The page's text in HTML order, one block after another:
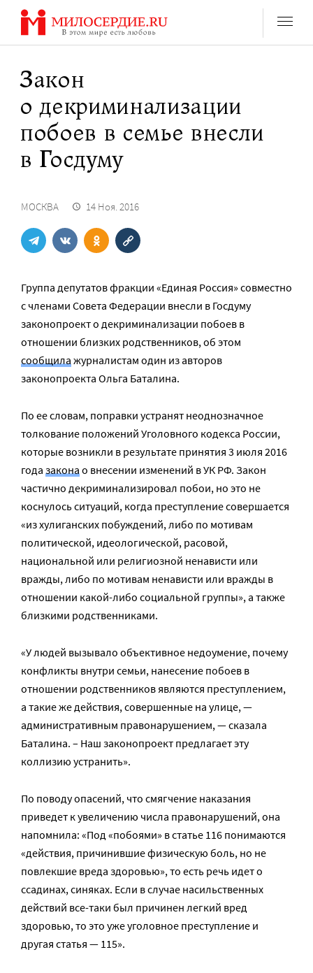
Перейти
содержанию
Закон
о декриминализации
побоев в семье внесли
в Госдуму
МОСКВА 14 Ноя. 2016
Группа депутатов фракции «Единая Россия» совместно
с членами Совета Федерации внесли в Госдуму
законопроект о декриминализации побоев в
отношении близких родственников, об этом
сообщилажурналистам один из авторов
законопроекта Ольга Баталина.
По ее словам, поправки устранят неоднозначное
толкование положений Уголовного кодекса России,
которые возникли в результате принятия 3 июля 2016
года законао внесении изменений в УК РФ. Закон
частично декриминализировал побои, но это не
коснулось ситуаций, когда преступление совершается
«из хулиганских побуждений, либо по мотивам
политической, идеологической, расовой,
национальной или религиозной ненависти или
вражды, либо по мотивам ненависти или вражды в
отношении какой-либо социальной группы», а также
близкими родственниками.
«У людей вызывало объективное недоумение, почему
конфликты внутри семьи, нанесение побоев в
отношении родственников являются преступлением,
а такие же действия, совершенные на улице, —
административным правонарушением, — сказала
Баталина. – Наш законопроект предлагает эту
коллизию устранить».
По поводу опасений, что смягчение наказания
приведет к увеличению числа правонарушений, она
напомнила: «Под «побоями» в статье 116 понимаются
«действия, причинившие физическую боль, но не
повлекшие вреда здоровью», то есть речь идет о
ссадинах, синяках. Если в случае насильственных
действий все-таки был причинен легкий вред
здоровью, то это уже уголовное преступление и
другая статья — 115».